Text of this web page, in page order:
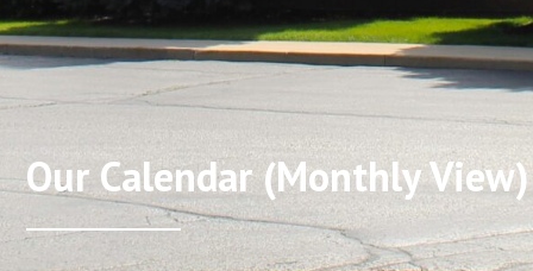
Our Calendar (Monthly View)